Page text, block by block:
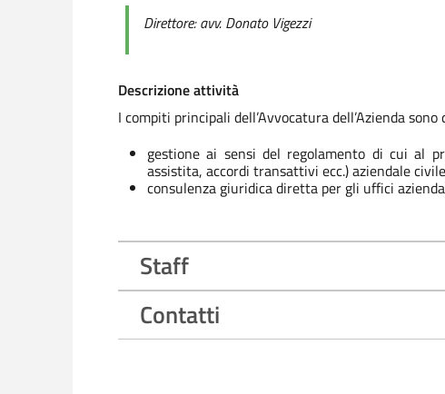
Direttore: avv. Donato Vigezzi
Descrizione attività
I compiti principali dell’Avvocatura dell’Azienda
gestione ai sensi del regolamento di cui al
assistita, accordi transattivi ecc.) aziendale
consulenza giuridica diretta per gli uffici
Staff
Contatti